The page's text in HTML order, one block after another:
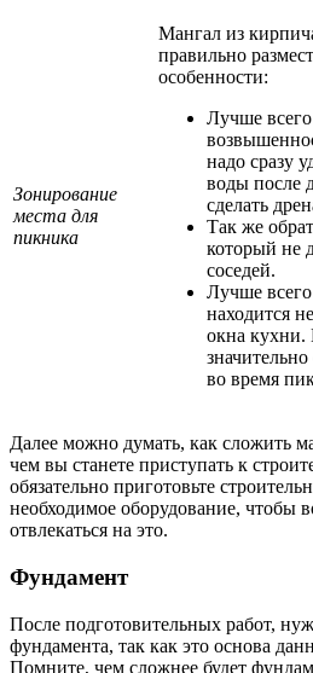
Зонирование
места для
пикника
Мангал из
правильно
особенности:
Лучше всего
надо сразу
воды после
сделать
Так же
который не
соседей.
Лучше всего
находится
окна кухни.
во время
Далее можно думать, как сложить
чем вы станете приступать к
обязательно приготовьте
необходимое оборудование, чтобы
отвлекаться на это.
Фундамент
После подготовительных работ,
фундамента, так как это основа
Помните, чем сложнее будет